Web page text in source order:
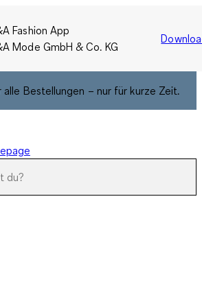
Fashion App
Mode GmbH & Co. KG
alle Bestellungen – nur für kurze Zeit.